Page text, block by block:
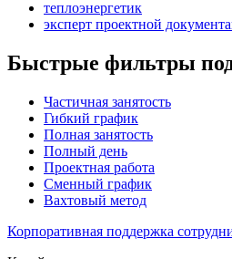
теплоэнергетик
эксперт проектной
Быстрые фильтры
Частичная занятость
Гибкий график
Полная занятость
Полный день
Проектная работа
Сменный график
Вахтовый метод
Корпоративная поддержка